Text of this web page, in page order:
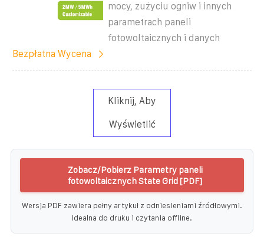
mocy, zużyciu ogniw i innych
parametrach paneli
fotowoltaicznych i danych
Bezpłatna Wycena
Kliknij, Aby
Wyświetlić
Zobacz/Pobierz Parametry paneli
fotowoltaicznych State Grid [PDF]
Wersja PDF zawiera pełny artykuł z odniesieniami źródłowymi.
Idealna do druku i czytania offline.